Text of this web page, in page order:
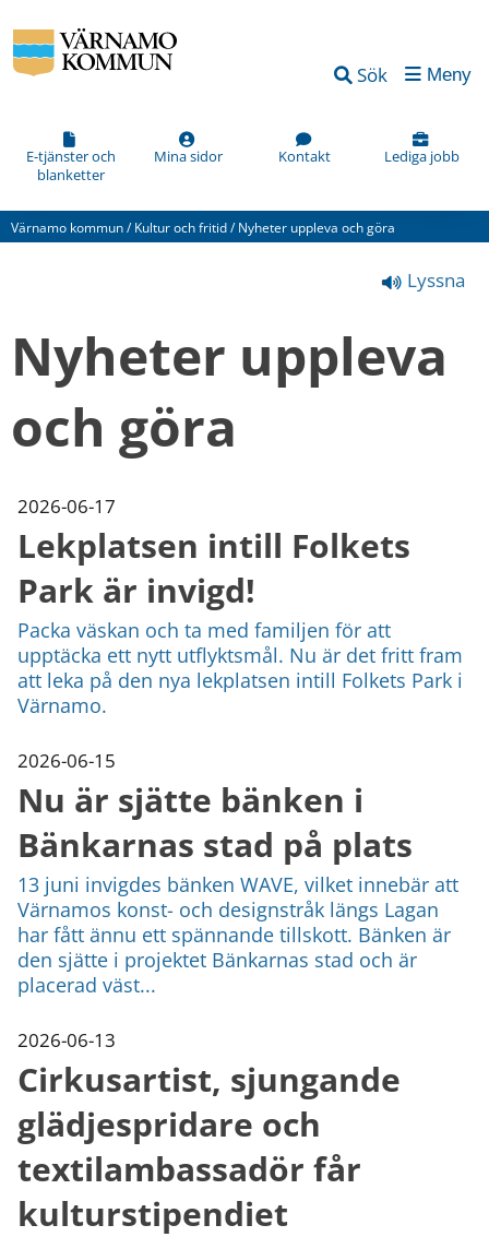
Sök Meny
E-tjänster och
blanketter
Mina sidor Kontakt Lediga jobb
Värnamo kommun/ Kultur och fritid/ Nyheter uppleva och göra
Lyssna
Nyheter uppleva
och göra
2026-06-17
Lekplatsen intill Folkets
Park är invigd!
Packa väskan och ta med familjen för att
upptäcka ett nytt utflyktsmål. Nu är det fritt fram
att leka på den nya lekplatsen intill Folkets Park i
Värnamo.
2026-06-15
Nu är sjätte bänken i
Bänkarnas stad på plats
13 juni invigdes bänken WAVE, vilket innebär att
Värnamos konst- och designstråk längs Lagan
har fått ännu ett spännande tillskott. Bänken är
den sjätte i projektet Bänkarnas stad och är
placerad väst...
2026-06-13
Cirkusartist, sjungande
glädjespridare och
textilambassadör får
kulturstipendiet
Vad
kan
förbättra
den
här
(obligatorisk)
göra
informationen
bättre
för
dig?
Webbadress
till
sidan
meddelandet.